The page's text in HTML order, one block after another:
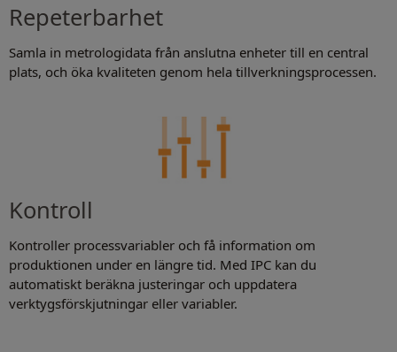
Repeterbarhet
Samla in metrologidata från anslutna enheter till en central
plats, och öka kvaliteten genom hela tillverkningsprocessen.
Kontroll
Kontroller processvariabler och få information om
produktionen under en längre tid. Med IPC kan du
automatiskt beräkna justeringar och uppdatera
verktygsförskjutningar eller variabler.